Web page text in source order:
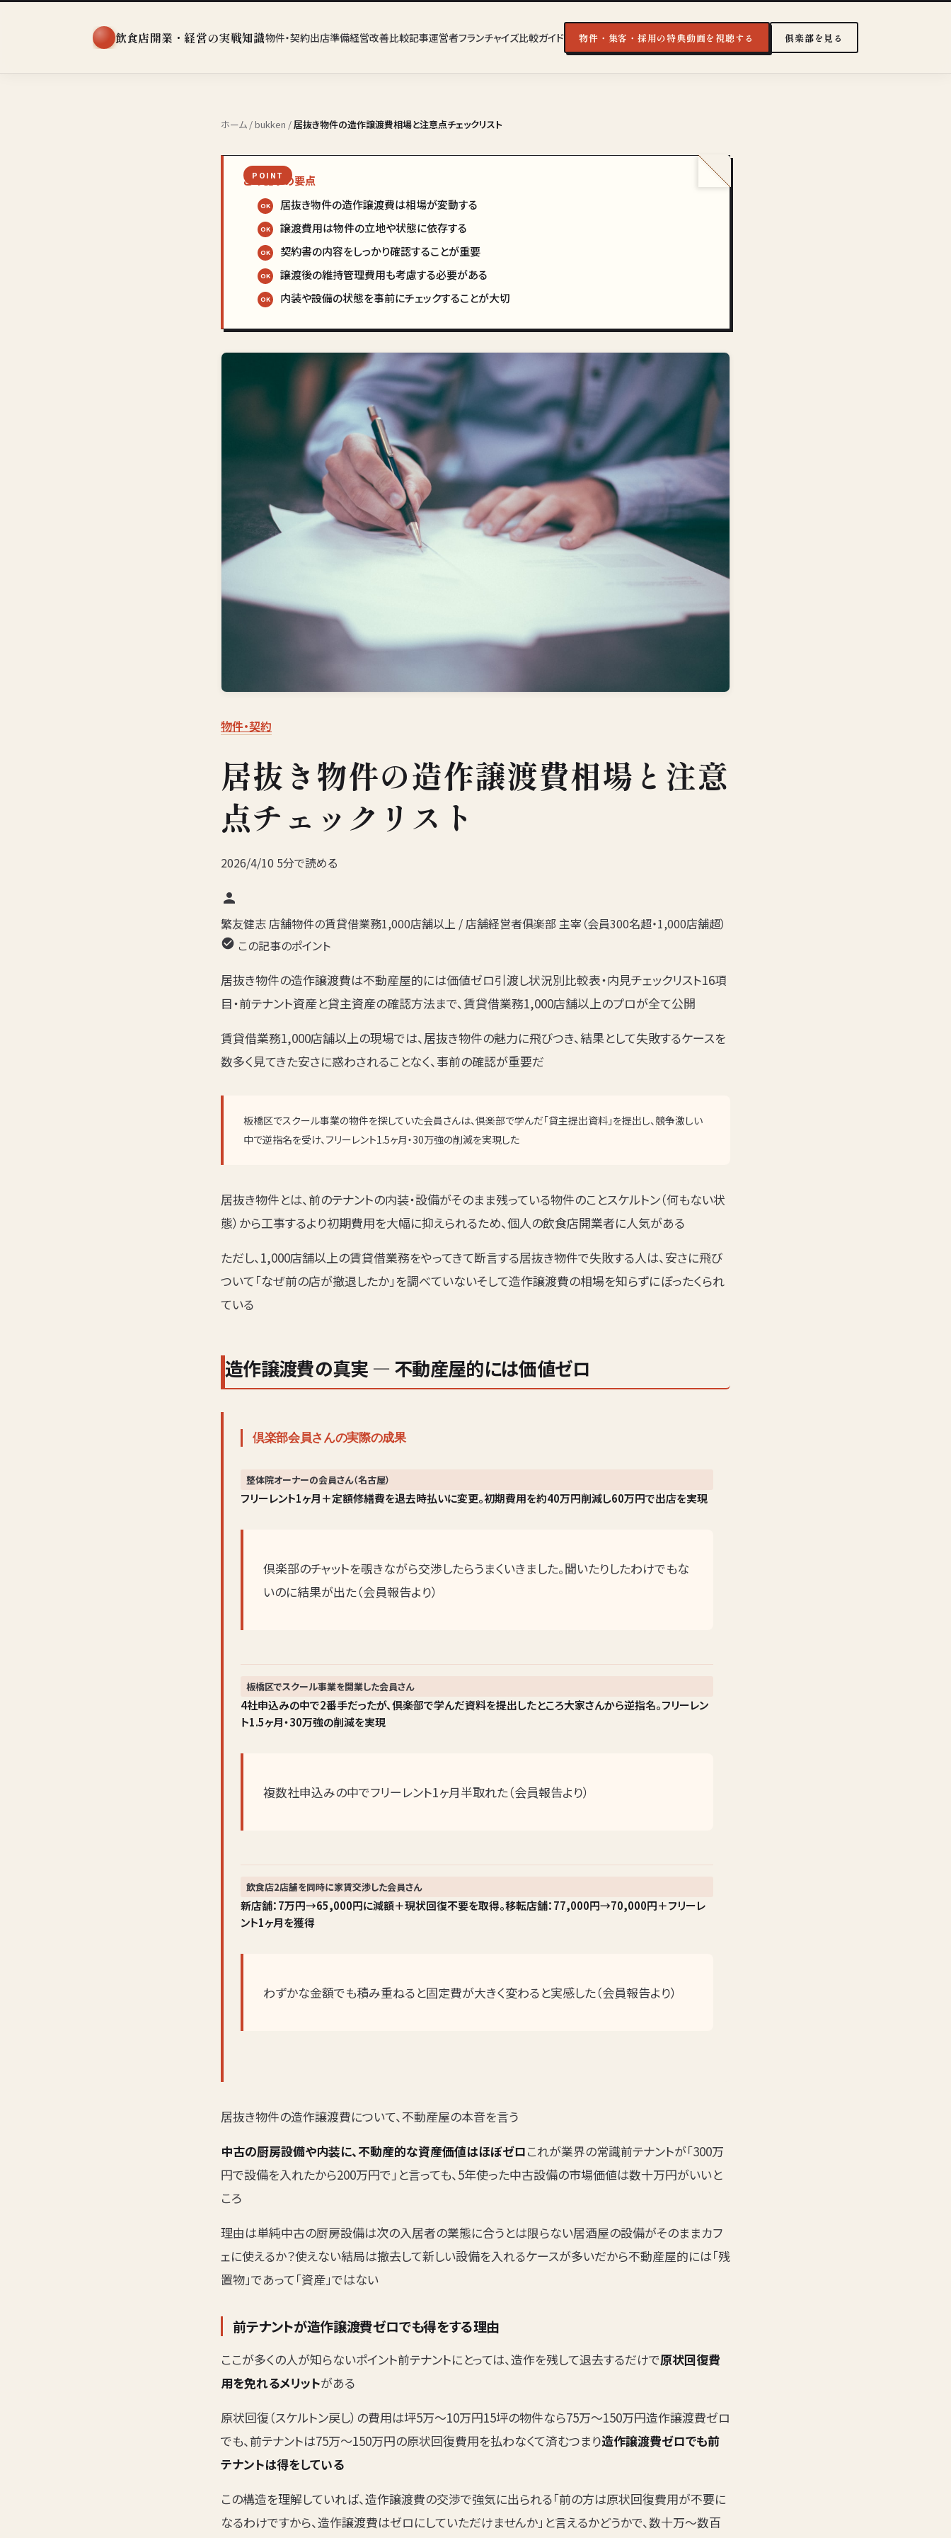
飲食店開業・経営の実戦知識物件・契約出店準備経営改善比較記事運営者フランチャイズ比較ガイド 物件・集客・採用の特典動画を視聴する 俱楽部を見る
ホーム /bukken /居抜き物件の造作譲渡費相場と注意点チェックリスト
この記事の要点
居抜き物件の造作譲渡費は相場が変動する
譲渡費用は物件の立地や状態に依存する
契約書の内容をしっかり確認することが重要
譲渡後の維持管理費用も考慮する必要がある
内装や設備の状態を事前にチェックすることが大切
物件・契約
居抜き物件の造作譲渡費相場と注意
点チェックリスト
2026/4/10 5分で読める
繁友健志店舗物件の賃貸借業務1,000店舗以上 / 店舗経営者俱楽部 主宰（会員300名超・1,000店舗超）
この記事のポイント
居抜き物件の造作譲渡費は不動産屋的には価値ゼロ引渡し状況別比較表・内見チェックリスト16項
目・前テナント資産と貸主資産の確認方法まで、賃貸借業務1,000店舗以上のプロが全て公開
賃貸借業務1,000店舗以上の現場では、居抜き物件の魅力に飛びつき、結果として失敗するケースを
数多く見てきた安さに惑わされることなく、事前の確認が重要だ
板橋区でスクール事業の物件を探していた会員さんは、倶楽部で学んだ「貸主提出資料」を提出し、競争激しい
中で逆指名を受け、フリーレント1.5ヶ月・30万強の削減を実現した
居抜き物件とは、前のテナントの内装・設備がそのまま残っている物件のことスケルトン（何もない状
態）から工事するより初期費用を大幅に抑えられるため、個人の飲食店開業者に人気がある
ただし、1,000店舗以上の賃貸借業務をやってきて断言する居抜き物件で失敗する人は、安さに飛び
ついて「なぜ前の店が撤退したか」を調べていないそして造作譲渡費の相場を知らずにぼったくられ
ている
造作譲渡費の真実 — 不動産屋的には価値ゼロ
倶楽部会員さんの実際の成果
整体院オーナーの会員さん（名古屋）
フリーレント1ヶ月＋定額修繕費を退去時払いに変更。初期費用を約40万円削減し60万円で出店を実現
倶楽部のチャットを覗きながら交渉したらうまくいきました。聞いたりしたわけでもな
いのに結果が出た（会員報告より）
板橋区でスクール事業を開業した会員さん
4社申込みの中で2番手だったが、倶楽部で学んだ資料を提出したところ大家さんから逆指名。フリーレン
ト1.5ヶ月・30万強の削減を実現
複数社申込みの中でフリーレント1ヶ月半取れた（会員報告より）
飲食店2店舗を同時に家賃交渉した会員さん
新店舗：7万円→65,000円に減額＋現状回復不要を取得。移転店舗：77,000円→70,000円＋フリーレ
ント1ヶ月を獲得
わずかな金額でも積み重ねると固定費が大きく変わると実感した（会員報告より）
居抜き物件の造作譲渡費について、不動産屋の本音を言う
中古の厨房設備や内装に、不動産的な資産価値はほぼゼロこれが業界の常識前テナントが「300万
円で設備を入れたから200万円で」と言っても、5年使った中古設備の市場価値は数十万円がいいと
ころ
理由は単純中古の厨房設備は次の入居者の業態に合うとは限らない居酒屋の設備がそのままカフ
ェに使えるか？使えない結局は撤去して新しい設備を入れるケースが多いだから不動産屋的には「残
置物」であって「資産」ではない
前テナントが造作譲渡費ゼロでも得をする理由
ここが多くの人が知らないポイント前テナントにとっては、造作を残して退去するだけで原状回復費
用を免れるメリットがある
原状回復（スケルトン戻し）の費用は坪5万〜10万円15坪の物件なら75万〜150万円造作譲渡費ゼロ
でも、前テナントは75万〜150万円の原状回復費用を払わなくて済むつまり造作譲渡費ゼロでも前
テナントは得をしている
この構造を理解していれば、造作譲渡費の交渉で強気に出られる「前の方は原状回復費用が不要に
なるわけですから、造作譲渡費はゼロにしていただけませんか」と言えるかどうかで、数十万〜数百